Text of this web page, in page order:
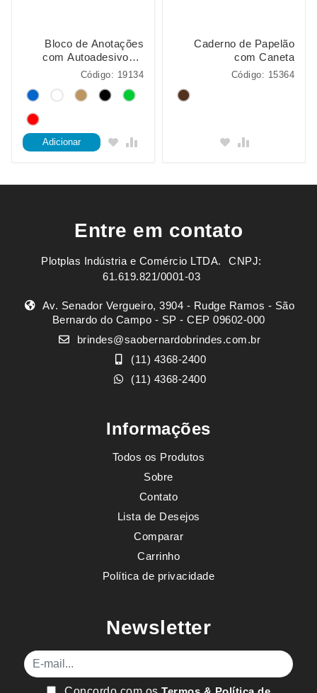
Bloco de Anotações
com Autoadesivos e
Caneta
Código: 19134
Adicionar
Caderno de Papelão
com Caneta
Código: 15364
Entre em contato
Plotplas Indústria e Comércio LTDA. ㅤㅤㅤ CNPJ:
61.619.821/0001-03
Av. Senador Vergueiro, 3904 - Rudge Ramos - São
Bernardo do Campo - SP - CEP 09602-000
brindes@saobernardobrindes.com.br
(11) 4368-2400
(11) 4368-2400
Informações
Todos os Produtos
Sobre
Contato
Lista de Desejos
Comparar
Carrinho
Política de privacidade
Newsletter
E-mail